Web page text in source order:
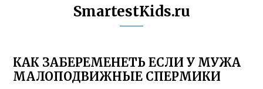
SmartestKids.ru
КАК ЗАБЕРЕМЕНЕТЬ ЕСЛИ У МУЖА
МАЛОПОДВИЖНЫЕ СПЕРМИКИ